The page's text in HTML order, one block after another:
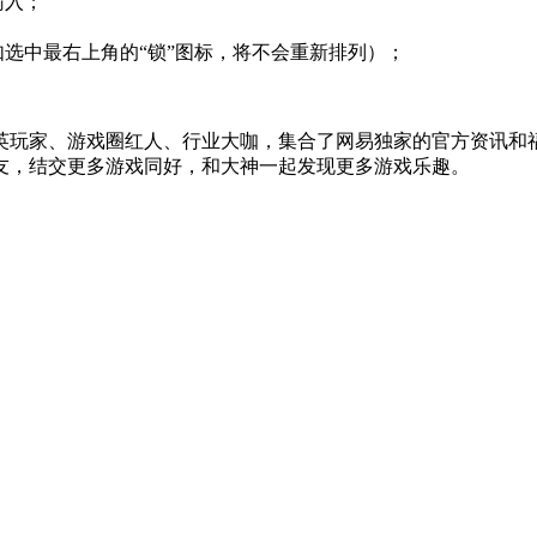
中最右上角的“锁”图标，将不会重新排列）；
家、游戏圈红人、行业大咖，集合了网易独家的官方资讯
结交更多游戏同好，和大神一起发现更多游戏乐趣。